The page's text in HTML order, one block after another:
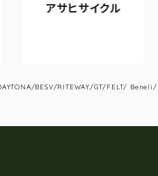
アサヒサイクル
BESV/RITEWAY/GT/FELT/